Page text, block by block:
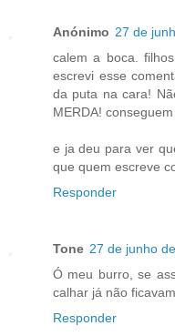
Anónimo 27 de
calem a boca.
escrevi esse
da puta na cara!
MERDA!
e ja deu para ver
que quem escreve
Responder
Tone 27 de junho
Ó meu burro, se
calhar já não
Responder